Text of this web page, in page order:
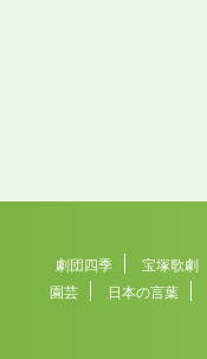
劇団四季 宝塚歌劇
園芸
日本の言葉